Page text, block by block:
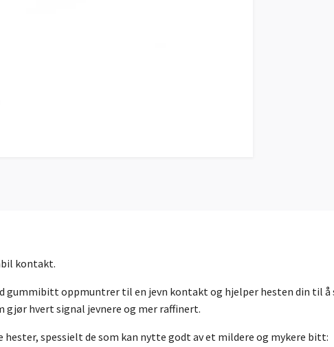
kontakt.
gummibitt oppmuntrer til en jevn kontakt og hjelper hesten din til
gjør hvert signal jevnere og mer raffinert.
spessielt de som kan nytte godt av et mildere og mykere bitt: